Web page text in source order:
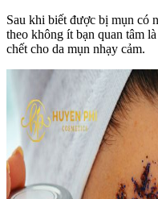
Sau khi biết được bị mụn có
theo không ít bạn quan tâm
chết cho da mụn nhạy cảm.